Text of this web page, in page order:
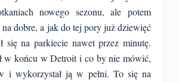
nowego sezonu, ale potem
dobre, a jak do tej pory już dziewięć
się na parkiecie nawet przez minutę.
w końcu w Detroit i co by nie mówić,
i wykorzystał ją w pełni. To się na